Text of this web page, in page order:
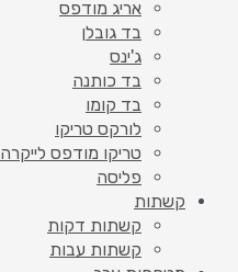
אריג מודפס
בד גובלן
ג'ינס
בד כותנה
בד קומו
לורקס טריקו
טריקו מודפס לייקרה
פליסה
קשתות
קשתות דקות
קשתות עבות